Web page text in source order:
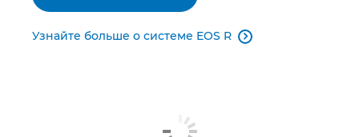
Узнайте больше о системе EOS R 